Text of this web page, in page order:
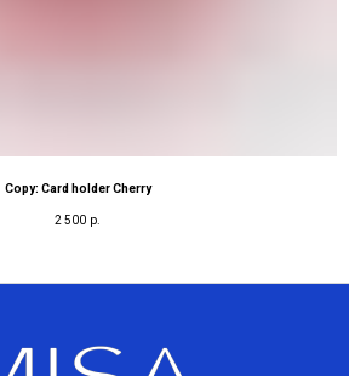
Copy: Card holder Cherry
2 500 р.